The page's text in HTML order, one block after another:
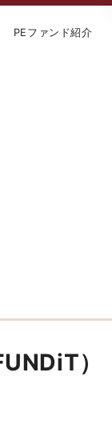
PEファンド紹介
）